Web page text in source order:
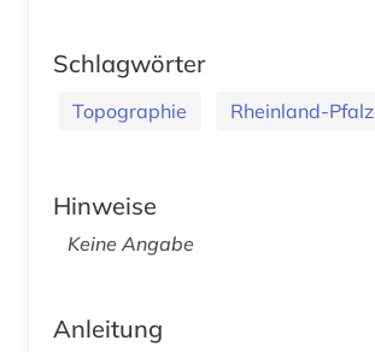
Schlagwörter
Topographie Rheinland-Pfalz
Hinweise
Keine Angabe
Anleitung